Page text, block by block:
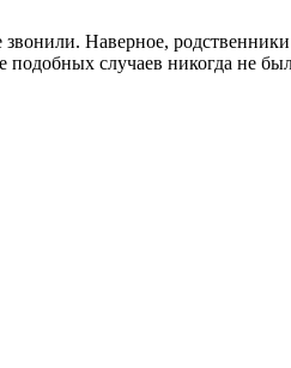
Наверное,
подобных случаев никогда не